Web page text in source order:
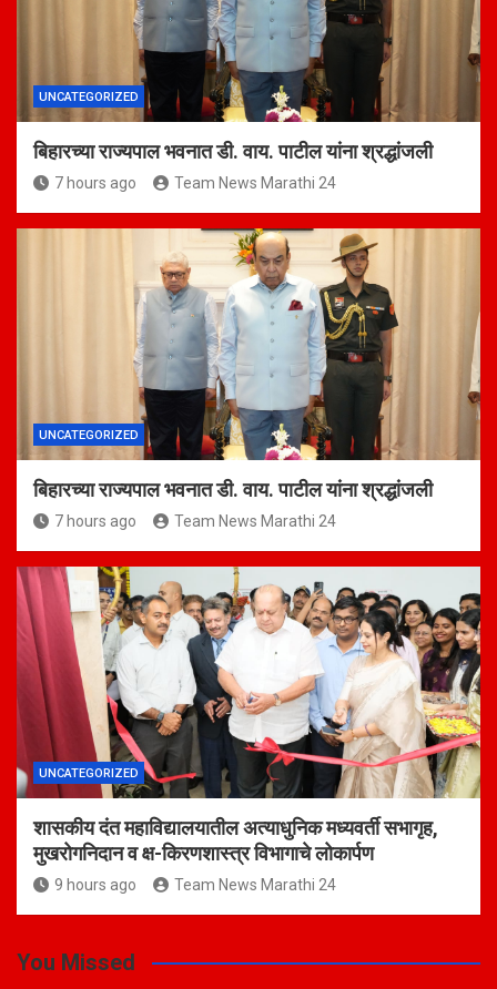
UNCATEGORIZED
बिहारच्या राज्यपाल भवनात डी. वाय. पाटील यांना श्रद्धांजली
7 hours ago Team News Marathi 24
UNCATEGORIZED
बिहारच्या राज्यपाल भवनात डी. वाय. पाटील यांना श्रद्धांजली
7 hours ago Team News Marathi 24
UNCATEGORIZED
शासकीय दंत महाविद्यालयातील अत्याधुनिक मध्यवर्ती सभागृह,
मुखरोगनिदान व क्ष-किरणशास्त्र विभागाचे लोकार्पण
9 hours ago Team News Marathi 24
You Missed